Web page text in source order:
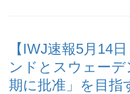
【IWJ速報5月14
ンドとスウェーデ
期に批准」を目指